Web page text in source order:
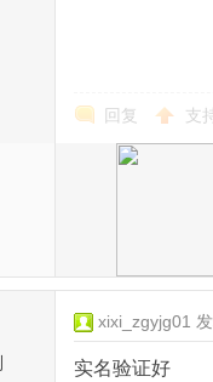
回复 支
xixi_zgyjg01
实名验证好